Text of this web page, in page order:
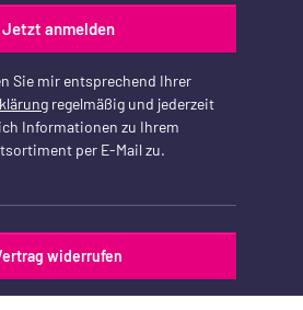
Jetzt anmelden
Sie mir entsprechend Ihrer
regelmäßig und jederzeit
Informationen zu Ihrem
per E-Mail zu.
widerrufen